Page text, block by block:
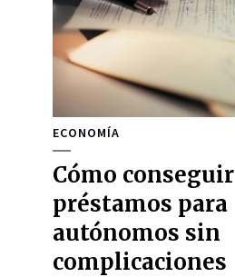
ECONOMÍA
Cómo conseguir
préstamos para
autónomos sin
complicaciones